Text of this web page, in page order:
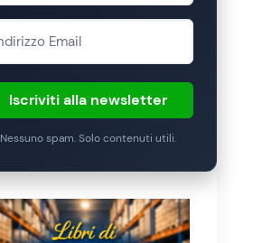
Iscriviti alla newsletter
Nessuno spam. Solo contenuti utili.